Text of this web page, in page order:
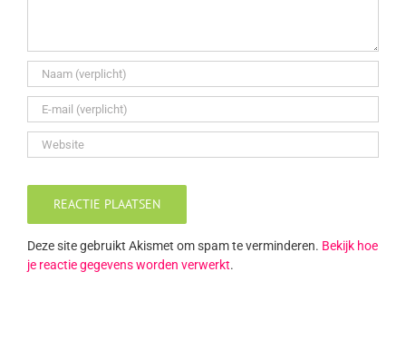
Deze site gebruikt Akismet om spam te verminderen. Bekijk hoe
je reactie gegevens worden verwerkt.